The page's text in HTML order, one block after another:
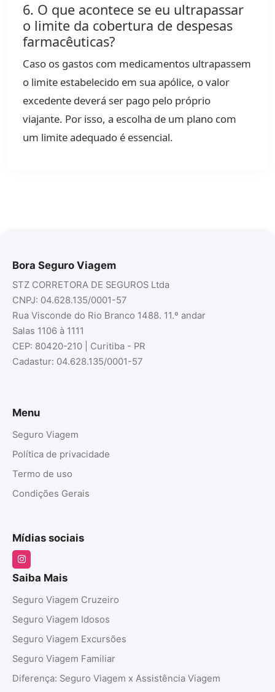
6. O que acontece se eu ultrapassar
o limite da cobertura de despesas
farmacêuticas?
Caso os gastos com medicamentos ultrapassem
o limite estabelecido em sua apólice, o valor
excedente deverá ser pago pelo próprio
viajante. Por isso, a escolha de um plano com
um limite adequado é essencial.
Bora Seguro Viagem
STZ CORRETORA DE SEGUROS Ltda
CNPJ: 04.628.135/0001-57
Rua Visconde do Rio Branco 1488. 11.º andar
Salas 1106 à 1111
CEP: 80420-210 | Curitiba - PR
Cadastur: 04.628.135/0001-57
Menu
Seguro Viagem
Política de privacidade
Termo de uso
Condições Gerais
Mídias sociais
Saiba Mais
Seguro Viagem Cruzeiro
Seguro Viagem Idosos
Seguro Viagem Excursões
Seguro Viagem Familiar
Diferença: Seguro Viagem x Assistência Viagem